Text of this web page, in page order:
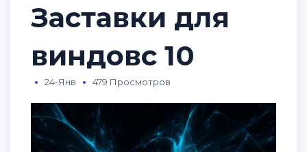
Заставки для
виндовс 10
24-Янв 479 Просмотров